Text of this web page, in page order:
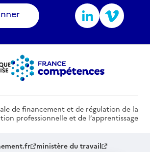
de financement et de régulation de la
professionnelle et de l’apprentissage
ministère du travail